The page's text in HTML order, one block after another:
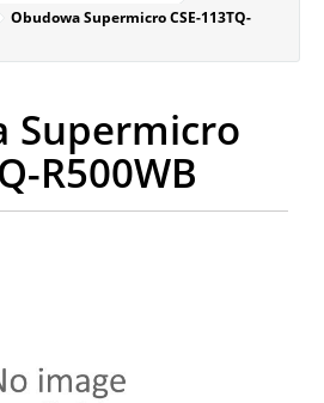
Obudowa Supermicro CSE-113TQ-
Supermicro
R500WB